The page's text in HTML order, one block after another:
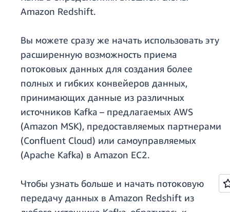
Amazon Redshift.
Вы можете сразу же начать использовать эту
расширенную возможность приема
потоковых данных для создания более
полных и гибких конвейеров данных,
принимающих данные из различных
источников Kafka – предлагаемых AWS
(Amazon MSK), предоставляемых партнерами
(Confluent Cloud) или самоуправляемых
(Apache Kafka) в Amazon EC2.
Чтобы узнать больше и начать потоковую
передачу данных в Amazon Redshift из